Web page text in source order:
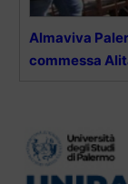
Almaviva
commessa